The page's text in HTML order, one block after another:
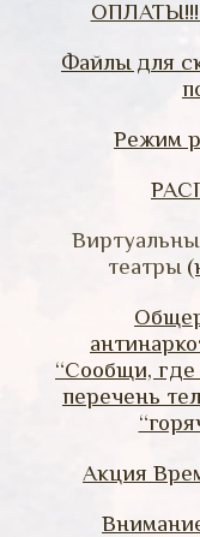
ОПЛАТЫ!!!
Файлы для
Режим
театры
“Сообщи,
перечень
Акция